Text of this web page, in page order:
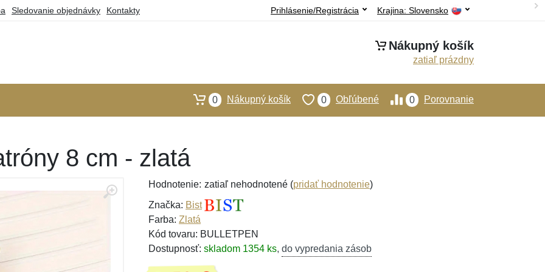
Sledovanie objednávky Kontakty Krajina: Slovensko
Prihlásenie/Registrácia
Nákupný košík
zatiaľ prázdny
0 Porovnanie
0 Obľúbené
0 Nákupný košík
8 cm - zlatá
Hodnotenie: zatiaľ nehodnotené (pridať hodnotenie)
Značka: Bist
Farba: Zlatá
Kód tovaru: BULLETPEN
Dostupnosť: skladom 1354 ks, do vypredania zásob